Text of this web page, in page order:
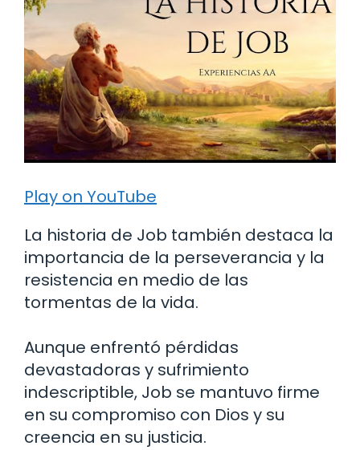
Play on YouTube
La historia de Job también destaca la
importancia de la perseverancia y la
resistencia en medio de las
tormentas de la vida.
Aunque enfrentó pérdidas
devastadoras y sufrimiento
indescriptible, Job se mantuvo firme
en su compromiso con Dios y su
creencia en su justicia.